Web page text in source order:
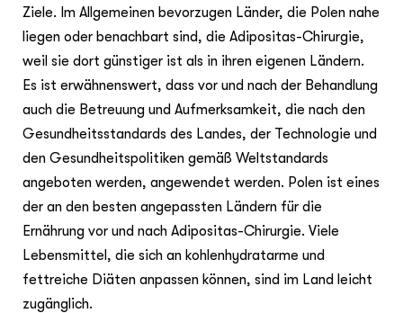
Ziele. Im Allgemeinen bevorzugen Länder, die Polen nahe
liegen oder benachbart sind, die Adipositas-Chirurgie,
weil sie dort günstiger ist als in ihren eigenen Ländern.
Es ist erwähnenswert, dass vor und nach der Behandlung
auch die Betreuung und Aufmerksamkeit, die nach den
Gesundheitsstandards des Landes, der Technologie und
den Gesundheitspolitiken gemäß Weltstandards
angeboten werden, angewendet werden. Polen ist eines
der an den besten angepassten Ländern für die
Ernährung vor und nach Adipositas-Chirurgie. Viele
Lebensmittel, die sich an kohlenhydratarme und
fettreiche Diäten anpassen können, sind im Land leicht
zugänglich.